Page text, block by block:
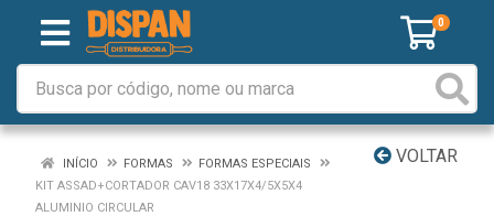
0
VOLTAR
INÍCIO FORMAS
FORMAS ESPECIAIS
KIT ASSAD+CORTADOR CAV18 33X17X4/5X5X4
ALUMINIO CIRCULAR